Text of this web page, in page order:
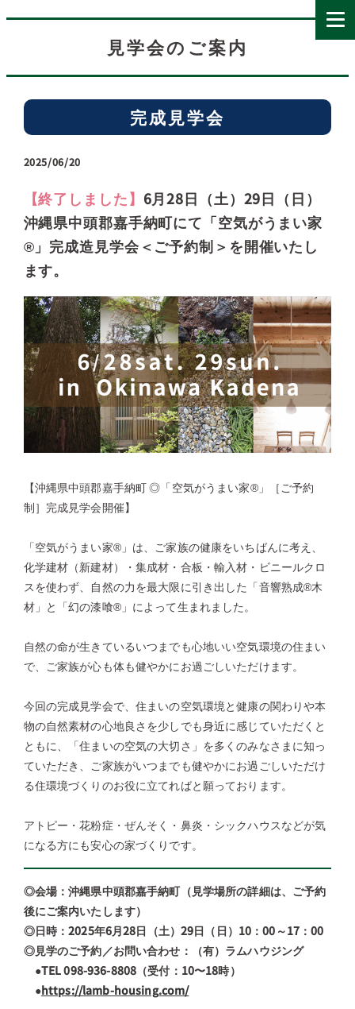
見学会のご案内
完成見学会
2025/06/20
【終了しました】 6月28日（土）29日（日）
沖縄県中頭郡嘉手納町にて「空気がうまい家
®」完成造見学会＜ご予約制＞を開催いたし
ます。
【沖縄県中頭郡嘉手納町 ◎「空気がうまい家®」［ご予約
制］完成見学会開催】
「空気がうまい家®」は、ご家族の健康をいちばんに考え、
化学建材（新建材）・集成材・合板・輸入材・ビニールクロ
スを使わず、自然の力を最大限に引き出した「音響熟成®木
材」と「幻の漆喰®」によって生まれました。
自然の命が生きているいつまでも心地いい空気環境の住まい
で、ご家族が心も体も健やかにお過ごしいただけます。
今回の完成見学会で、住まいの空気環境と健康の関わりや本
物の自然素材の心地良さを少しでも身近に感じていただくと
ともに、「住まいの空気の大切さ」を多くのみなさまに知っ
ていただき、ご家族がいつまでも健やかにお過ごしいただけ
る住環境づくりのお役に立てればと願っております。
アトピー・花粉症・ぜんそく・鼻炎・シックハウスなどが気
になる方にも安心の家づくりです。
◎会場：沖縄県中頭郡嘉手納町（見学場所の詳細は、ご予約
後にご案内いたします）
◎日時：2025年6月28日（土）29日（日）10：00～17：00
◎見学のご予約／お問い合わせ：（有）ラムハウジング
●TEL 098-936-8808（受付：10〜18時）
●https://lamb-housing.com/